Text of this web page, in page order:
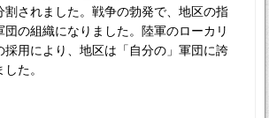
割されました。戦争の勃発で、地区の指
団の組織になりました。陸軍のローカリ
採用により、地区は「自分の」軍団に誇
た。